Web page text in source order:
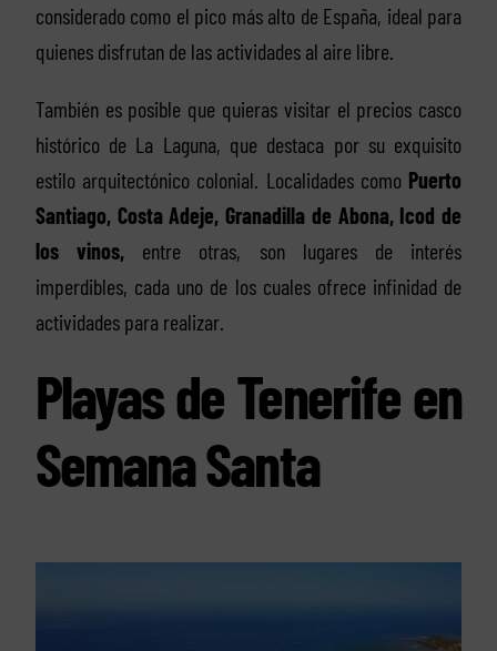
considerado como el pico más alto de España, ideal para
quienes disfrutan de las actividades al aire libre.
También es posible que quieras visitar el precios casco
histórico de La Laguna, que destaca por su exquisito
estilo arquitectónico colonial. Localidades como Puerto
Santiago, Costa Adeje, Granadilla de Abona, Icod de
los vinos, entre otras, son lugares de interés
imperdibles, cada uno de los cuales ofrece infinidad de
actividades para realizar.
Playas de Tenerife en
Semana Santa